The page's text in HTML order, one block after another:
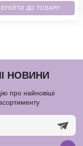
ДО ТОВАРУ
НОВИНИ
про найновіші